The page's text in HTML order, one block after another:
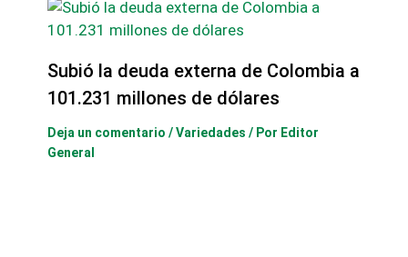
Subió la deuda externa de Colombia a
101.231 millones de dólares
Deja un comentario /Variedades / Por Editor
General